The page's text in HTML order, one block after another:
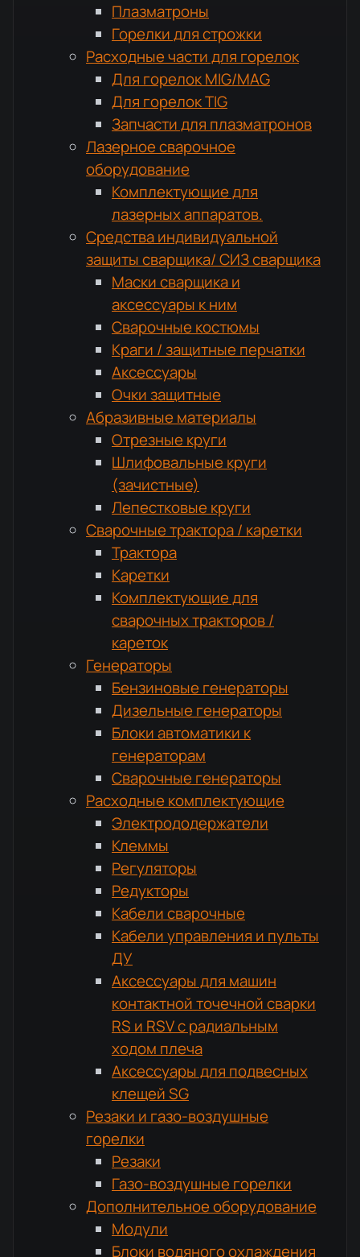
Плазматроны
Горелки для строжки
Расходные части для горелок
Для горелок MIG/MAG
Для горелок TIG
Запчасти для плазматронов
Лазерное сварочное
оборудование
Комплектующие для
лазерных аппаратов.
Средства индивидуальной
защиты сварщика/ СИЗ сварщика
Маски сварщика и
аксессуары к ним
Сварочные костюмы
Краги / защитные перчатки
Аксессуары
Очки защитные
Абразивные материалы
Отрезные круги
Шлифовальные круги
(зачистные)
Лепестковые круги
Сварочные трактора / каретки
Трактора
Каретки
Комплектующие для
сварочных тракторов /
кареток
Генераторы
Бензиновые генераторы
Дизельные генераторы
Блоки автоматики к
генераторам
Сварочные генераторы
Расходные комплектующие
Электрододержатели
Клеммы
Регуляторы
Редукторы
Кабели сварочные
Кабели управления и пульты
ДУ
Аксессуары для машин
контактной точечной сварки
RS и RSV с радиальным
ходом плеча
Аксессуары для подвесных
клещей SG
Резаки и газо-воздушные
горелки
Резаки
Газо-воздушные горелки
Дополнительное оборудование
Модули
Блоки водяного охлаждения